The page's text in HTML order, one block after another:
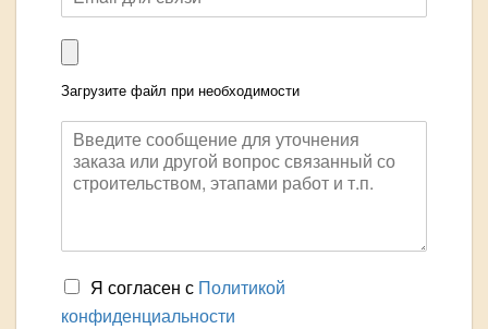
Загрузите файл при необходимости
Я согласен с Политикой
конфиденциальности